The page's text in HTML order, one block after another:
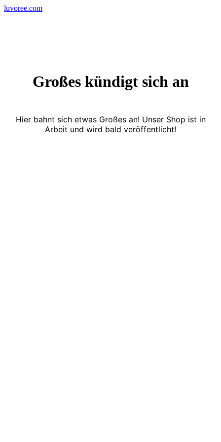
Skip
luvoree.com
Großes kündigt sich an
Hier bahnt sich etwas Großes an! Unser Shop ist in
Arbeit und wird bald veröffentlicht!